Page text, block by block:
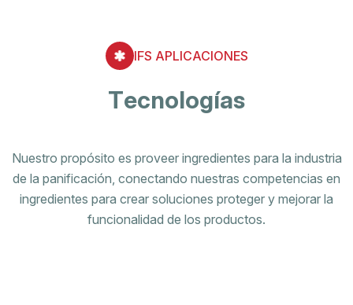
IFS APLICACIONES
Tecnologías
Nuestro propósito es proveer ingredientes para la industria
de la panificación, conectando nuestras competencias en
ingredientes para crear soluciones proteger y mejorar la
funcionalidad de los productos.